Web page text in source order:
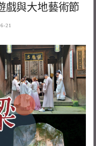
戲與大地藝術節
21